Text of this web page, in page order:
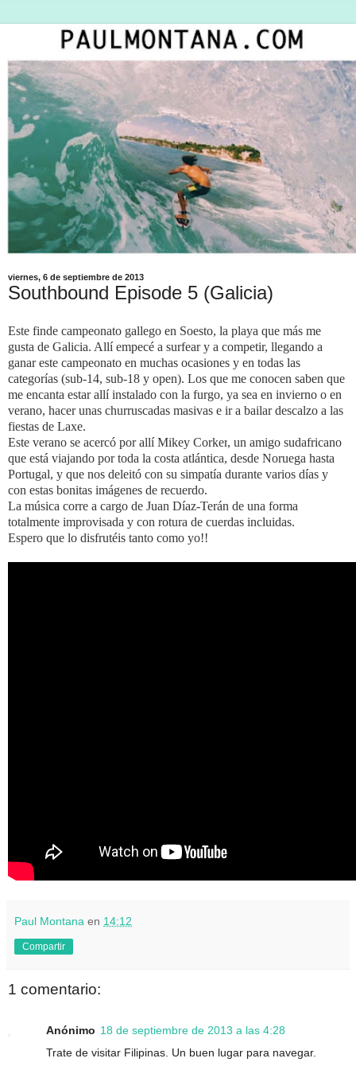
viernes, 6 de septiembre de 2013
Southbound Episode 5 (Galicia)
Este finde campeonato gallego en Soesto, la playa que más me
gusta de Galicia. Allí empecé a surfear y a competir, llegando a
ganar este campeonato en muchas ocasiones y en todas las
categorías (sub-14, sub-18 y open). Los que me conocen saben que
me encanta estar allí instalado con la furgo, ya sea en invierno o en
verano, hacer unas churruscadas masivas e ir a bailar descalzo a las
fiestas de Laxe.
Este verano se acercó por allí Mikey Corker, un amigo sudafricano
que está viajando por toda la costa atlántica, desde Noruega hasta
Portugal, y que nos deleitó con su simpatía durante varios días y
con estas bonitas imágenes de recuerdo.
La música corre a cargo de Juan Díaz-Terán de una forma
totalmente improvisada y con rotura de cuerdas incluidas.
Espero que lo disfrutéis tanto como yo!!
Paul Montana en 14:12
Compartir
1 comentario:
Anónimo 18 de septiembre de 2013 a las 4:28
Trate de visitar Filipinas. Un buen lugar para navegar.